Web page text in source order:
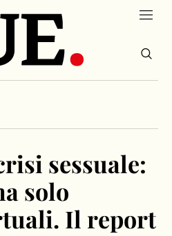
sessuale:
solo
Il report